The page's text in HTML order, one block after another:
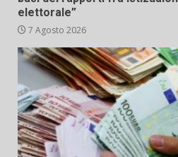
elettorale”
7 Agosto 2026